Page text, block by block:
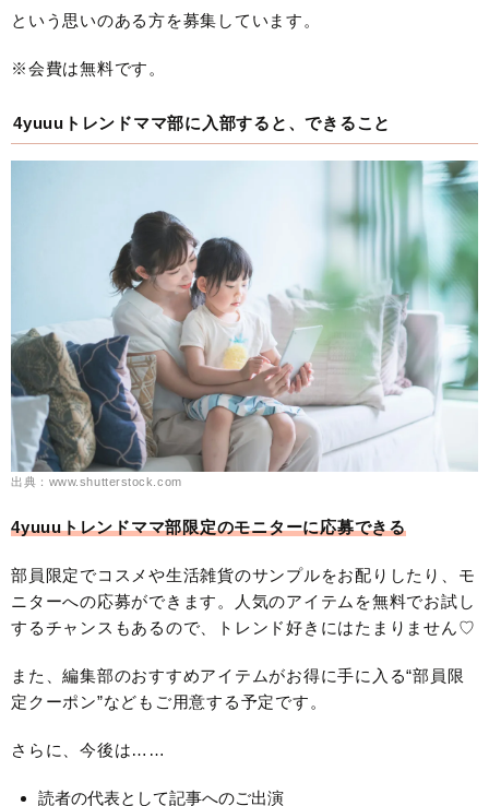
という思いのある方を募集しています。
※会費は無料です。
4yuuuトレンドママ部に入部すると、できること
出典：www.shutterstock.com
4yuuuトレンドママ部限定のモニターに応募できる
部員限定でコスメや生活雑貨のサンプルをお配りしたり、モ
ニターへの応募ができます。人気のアイテムを無料でお試し
するチャンスもあるので、トレンド好きにはたまりません♡
また、編集部のおすすめアイテムがお得に手に入る“部員限
定クーポン”などもご用意する予定です。
さらに、今後は……
読者の代表として記事へのご出演